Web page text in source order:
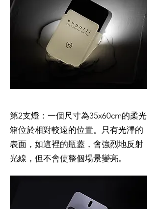
第2支燈：一個尺寸為35x60cm的柔光
箱位於相對較遠的位置。只有光澤的
表面，如這裡的瓶蓋，會強烈地反射
光線，但不會使整個場景變亮。